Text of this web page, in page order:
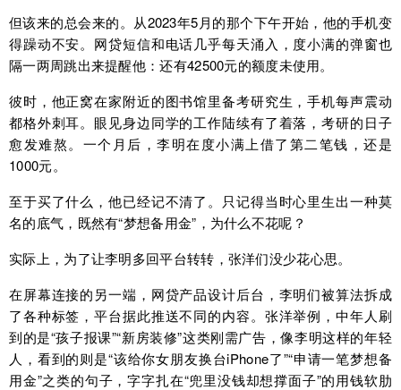
但该来的总会来的。从2023年5月的那个下午开始，他的手机变
得躁动不安。网贷短信和电话几乎每天涌入，度小满的弹窗也
隔一两周跳出来提醒他：还有42500元的额度未使用。
彼时，他正窝在家附近的图书馆里备考研究生，手机每声震动
都格外刺耳。眼见身边同学的工作陆续有了着落，考研的日子
愈发难熬。一个月后，李明在度小满上借了第二笔钱，还是
1000元。
至于买了什么，他已经记不清了。只记得当时心里生出一种莫
名的底气，既然有“梦想备用金”，为什么不花呢？
实际上，为了让李明多回平台转转，张洋们没少花心思。
在屏幕连接的另一端，网贷产品设计后台，李明们被算法拆成
了各种标签，平台据此推送不同的内容。张洋举例，中年人刷
到的是“孩子报课”“新房装修”这类刚需广告，像李明这样的年轻
人，看到的则是“该给你女朋友换台iPhone了”“申请一笔梦想备
用金”之类的句子，字字扎在“兜里没钱却想撑面子”的用钱软肋